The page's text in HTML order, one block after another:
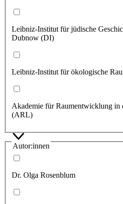
Leibniz-Institut für jüdische
Dubnow (DI)
Leibniz-Institut für ökologische
Akademie für Raumentwicklung in
(ARL)
Autor:innen
Dr. Olga Rosenblum